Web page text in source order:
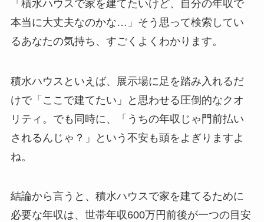
「積水ハウスで家を建てたいけど、自分の年収で
本当に大丈夫なのかな…」そう思って検索してい
るあなたの気持ち、すごくよくわかります。
積水ハウスといえば、展示場に足を踏み入れるだ
けで「ここで建てたい」と思わせる圧倒的なクオ
リティ。でも同時に、「うちの年収じゃ門前払い
されるんじゃ？」という不安も頭をよぎりますよ
ね。
結論から言うと、積水ハウスで家を建てるために
必要な年収は、世帯年収600万円前後が一つの目安